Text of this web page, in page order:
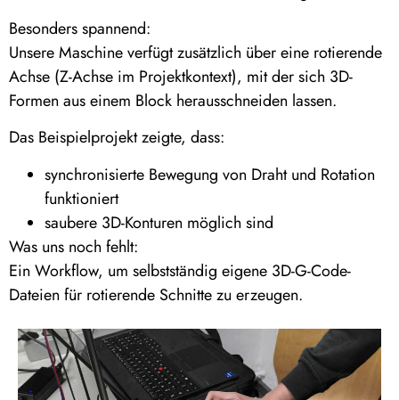
Besonders spannend:
Unsere Maschine verfügt zusätzlich über eine rotierende
Achse (Z-Achse im Projektkontext), mit der sich 3D-
Formen aus einem Block herausschneiden lassen.
Das Beispielprojekt zeigte, dass:
synchronisierte Bewegung von Draht und Rotation
funktioniert
saubere 3D-Konturen möglich sind
Was uns noch fehlt:
Ein Workflow, um selbstständig eigene 3D-G-Code-
Dateien für rotierende Schnitte zu erzeugen.